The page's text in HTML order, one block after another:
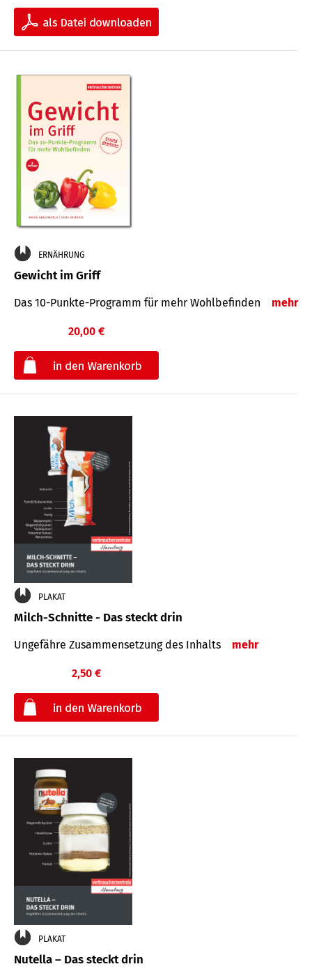
ERNÄHRUNG
Gewicht im Griff
Das 10-Punkte-Programm für mehr Wohlbefinden mehr
20,00 €
PLAKAT
Milch-Schnitte - Das steckt drin
Ungefähre Zu­sammen­setzung des Inhalts mehr
2,50 €
PLAKAT
Nutella – Das steckt drin